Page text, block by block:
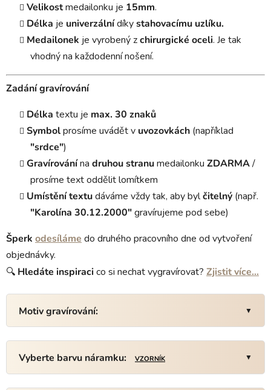
Velikostmedailonku je 15mm.
Délka je univerzálnídíkystahovacímu uzlíku.
Medailonek je vyrobený zchirurgické oceli. Je tak
vhodný na každodenní nošení.
Zadání gravírování
Délka textu je max. 30 znaků
Symbolprosíme uvádět v uvozovkách (například
"srdce")
Gravírovánína druhou stranumedailonku ZDARMA/
prosíme text oddělit lomítkem
Umístění textudáváme vždy tak, aby bylčitelný (např.
"Karolína 30.12.2000"gravírujeme pod sebe)
Šperk odesíláme do druhého pracovního dne od vytvoření
objednávky.
🔍 Hledáte inspiracico si nechat vygravírovat? Zjistit více…
Motiv gravírování:
Vyberte barvu náramku: VZORNÍK